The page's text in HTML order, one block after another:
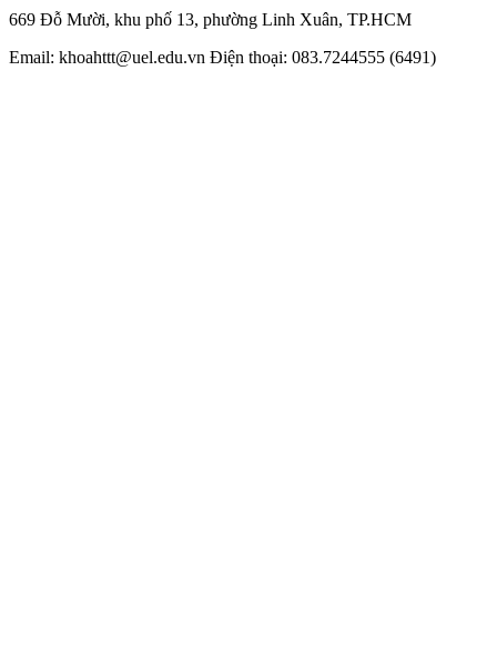
669 Đỗ Mười, khu phố 13, phường Linh Xuân, TP.HCM
Email: khoahttt@uel.edu.vn Điện thoại: 083.7244555 (6491)